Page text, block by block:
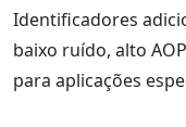
Identificadores
baixo ruído, alto
para aplicações